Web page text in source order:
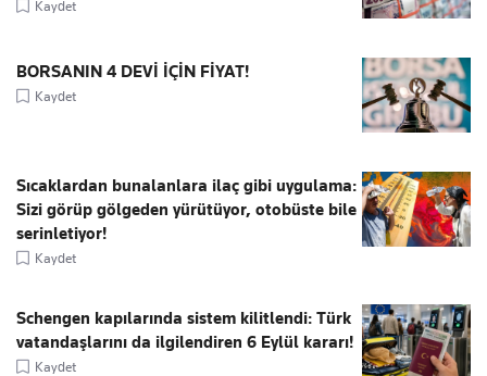
Kaydet
BORSANIN 4 DEVİ İÇİN FİYAT!
Kaydet
Sıcaklardan bunalanlara ilaç gibi uygulama:
Sizi görüp gölgeden yürütüyor, otobüste bile
serinletiyor!
Kaydet
Schengen kapılarında sistem kilitlendi: Türk
vatandaşlarını da ilgilendiren 6 Eylül kararı!
Kaydet